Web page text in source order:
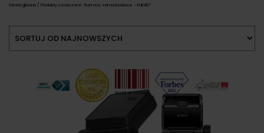
Strona główna / Produkty oznaczone “Kamery samochodowe - Full HD”